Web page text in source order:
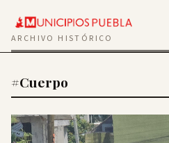
ARCHIVO HISTÓRICO
#Cuerpo